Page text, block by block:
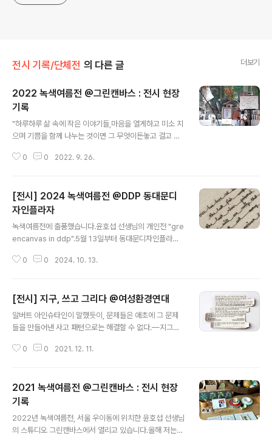
전시 기록/단체전 의 다른 글 더보기
2022 녹색여름전 @그린캔바스 : 전시 현장
기록
"하루하루 삶 속에 작은 이야기들,마음을 열게하고 미소 지
으며 기쁨을 함께 나누는 것이면 그 무엇이든놓고 걸고 보
전문가와 아마추어 구분없이누구나 함께하는 전시회입니
장료 없음그린캔바스(북한산우이역 2번 출구)https://pla
ce.map.kakao.com/1860470153주최: 그린캔바스
후원: 매터스인류크, 범우연합, 보틀팩토리, 송석재단, GR
EENSEEDS, STAEDTLER [전시] 2022 녹색여름전 @
그린캔바스자연의 어떤 것도 홀로 존재하지 않는다― 레이
첼 카슨, 침묵의 봄, 1962#나무읽는목요일 1..
0 0 2022. 9. 26.
[전시] 2024 녹색여름전 @DDP 동대문디
자인플라자
녹색여름전에 출품했습니다.윤호섭 선생님의 개인전 "gre
encanvas in ddp".5월 13일부터 동대문디자인플라자
DDP에 펼쳐진 그린 캔버스, 윤호섭 디자이너8월 29일 부
중 '아메리카 원주민 속담' 철사 필사로 참가했습니다.녹색
여름전 2024.8.29(금) - 9.29(일)DDP 동대문디자인플
라자 3층 둘레길갤러리오전 10시 - 오후 8시추석 당일 휴
TLER
0 0 2024. 10. 13.
[전시] 지구, 쓰고 그리다 @여성환경연대
알버트 아인슈타인이 말했듯이, 문제들은 애초에 그 문제
들을 만들어낸 사고 패턴으로는 해결할 수 없다.—지그문
가합니다.저는 철사로 알버트 아인슈타인의 문장을 필사한
스 뒷면에 필사해 출품했습니다.여성환경연대는 지난 11
월, 특별한 공모전을 열었습니다.기후위기와 관련된 글을
필사하거나, 글을 읽고 느낀 점을 그림이나 사진 등 다양한
방법으로 표현한 시민들의 다양한 작품을 우편으로 받았어
요.필사 예시 자료로 ①IPCC 지구온난화 1.5도 특별보고
0 0 2021. 12. 11.
2021 녹색여름전 @그린캔바스 : 전시 현장
기록
2022년 녹색여름전, 서울 우이동에 위치한 윤호섭 선생님
의 스튜디오 그린캔바스에서 열리고 있습니다.올해 저는